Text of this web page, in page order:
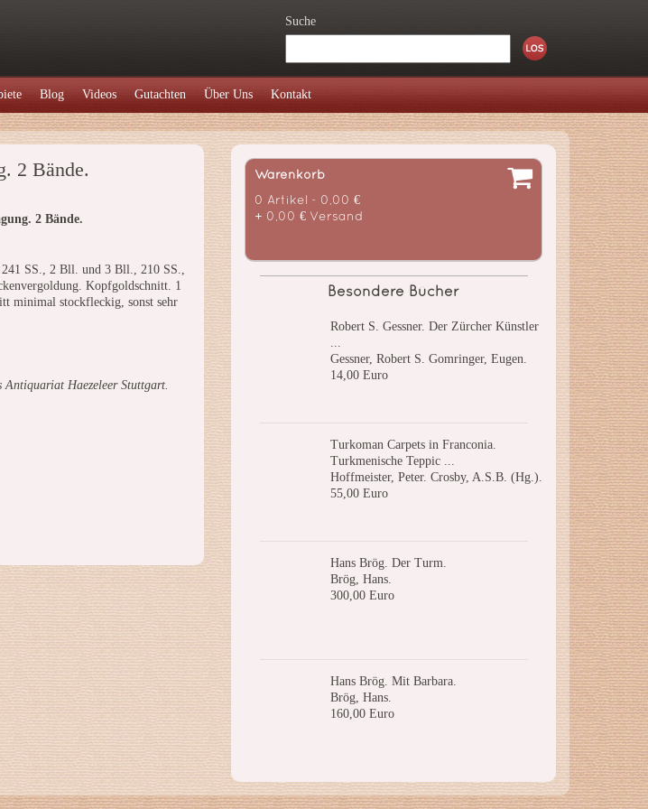
Suche
Blog Videos Gutachten Über Uns Kontakt
2 Bände.
2 Bände.
SS., 2 Bll. und 3 Bll., 210 SS.,
Kopfgoldschnitt. 1
minimal stockfleckig, sonst sehr
Haezeleer Stuttgart.
Warenkorb
0 Artikel - 0,00 €
+ 0,00 € Versand
Besondere Bücher
Robert S. Gessner. Der Zürcher Künstler
...
Gessner, Robert S. Gomringer, Eugen.
14,00 Euro
Turkoman Carpets in Franconia.
Turkmenische Teppic ...
Hoffmeister, Peter. Crosby, A.S.B. (Hg.).
55,00 Euro
Hans Brög. Der Turm.
Brög, Hans.
300,00 Euro
Hans Brög. Mit Barbara.
Brög, Hans.
160,00 Euro